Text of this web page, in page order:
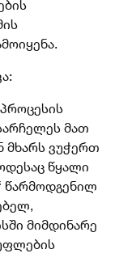
მათ
მხარს ვუჭერთ
წყალი
წარმოდგენილ
მიმდინარე